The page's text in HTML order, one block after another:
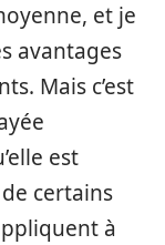
et je
avantages
Mais c’est
est
certains
à